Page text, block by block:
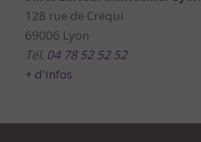
128 rue de Créqui
69006 Lyon
Tél. 04 78 52 52 52
+ d'infos